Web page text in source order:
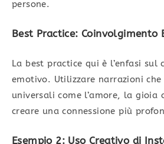
persone.
Best Practice: Coinvolgimento
La best practice qui è l’enfasi sul
emotivo. Utilizzare narrazioni
universali come l’amore, la gioia
creare una connessione più
Esempio 2: Uso Creativo di